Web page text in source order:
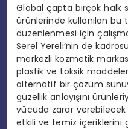
Global çapta birçok halk
ürünlerinde kullanılan bu
düzenlenmesi için
Serel Yereli’nin de
merkezli kozmetik
plastik ve toksik
alternatif bir çözüm
güzellik anlayışını
vücuda zarar
etkili ve temiz içeriklerini